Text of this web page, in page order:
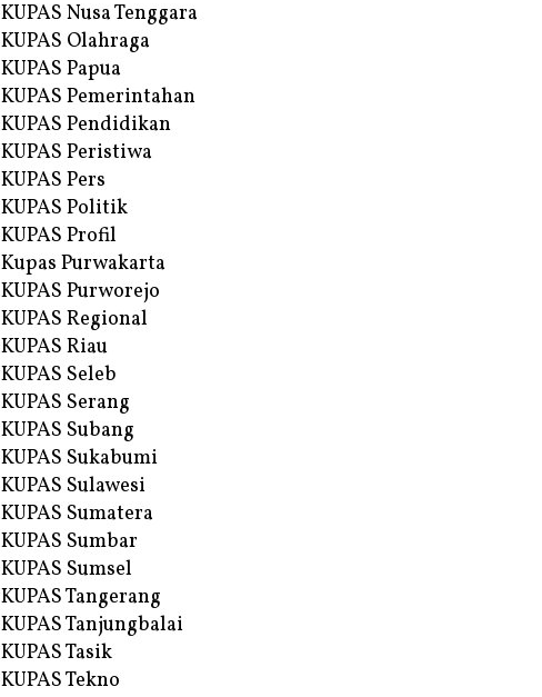
KUPAS Nusa Tenggara
KUPAS Olahraga
KUPAS Papua
KUPAS Pemerintahan
KUPAS Pendidikan
KUPAS Peristiwa
KUPAS Pers
KUPAS Politik
KUPAS Profil
Kupas Purwakarta
KUPAS Purworejo
KUPAS Regional
KUPAS Riau
KUPAS Seleb
KUPAS Serang
KUPAS Subang
KUPAS Sukabumi
KUPAS Sulawesi
KUPAS Sumatera
KUPAS Sumbar
KUPAS Sumsel
KUPAS Tangerang
KUPAS Tanjungbalai
KUPAS Tasik
KUPAS Tekno